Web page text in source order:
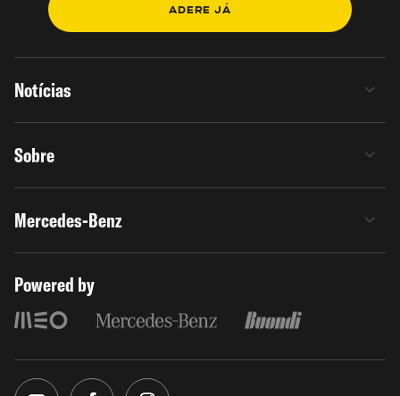
ADERE JÁ
Notícias
Sobre
Mercedes-Benz
Powered by